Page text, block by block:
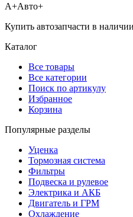
А+Авто+
Купить автозапчасти в
Каталог
Все товары
Все категории
Поиск по артикулу
Избранное
Корзина
Популярные разделы
Уценка
Тормозная система
Фильтры
Подвеска и рулевое
Электрика и АКБ
Двигатель и ГРМ
Охлаждение